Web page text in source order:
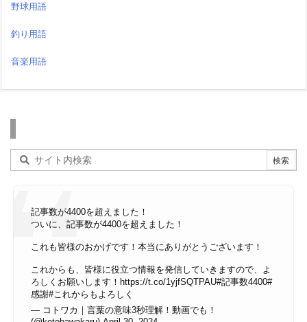
野球用語
釣り用語
音楽用語
記事数が4400を超えました！
ついに、記事数が4400を超えました！
これも皆様のおかげです！本当にありがとうございます！
これからも、皆様に役立つ情報を発信していきますので、よ
ろしくお願いします！ https://t.co/1yjfSQTPAU#記事数4400#
感謝#これからもよろしく
— コトワカ｜言葉の意味3秒理解！動画でも！